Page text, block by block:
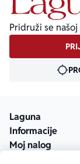
Pridruži se
Laguna
Informacije
Moj nalog